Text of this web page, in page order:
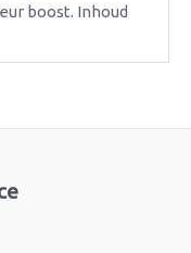
boost. Inhoud